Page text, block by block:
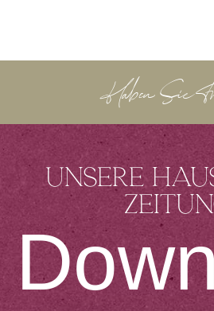
Haben Sie
Unsere